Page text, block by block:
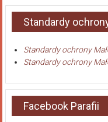
Standardy
Standardy ochrony
Standardy ochrony
Facebook Parafii